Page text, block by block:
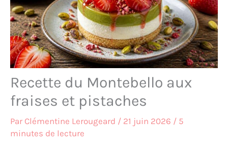
Recette du Montebello aux
fraises et pistaches
Par Clémentine Lerougeard / 21 juin 2026 / 5
minutes de lecture